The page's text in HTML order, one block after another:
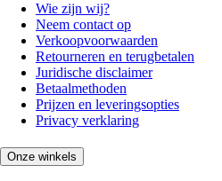
Wie zijn wij?
Neem contact op
Verkoopvoorwaarden
Retourneren en terugbetalen
Juridische disclaimer
Betaalmethoden
Prijzen en leveringsopties
Privacy verklaring
Onze winkels